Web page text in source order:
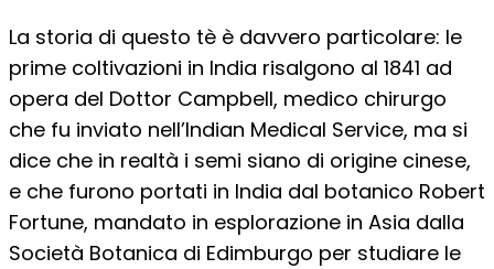
La storia di questo tè è davvero particolare: le
prime coltivazioni in India risalgono al 1841 ad
opera del Dottor Campbell, medico chirurgo
che fu inviato nell’Indian Medical Service, ma si
dice che in realtà i semi siano di origine cinese,
e che furono portati in India dal botanico Robert
Fortune, mandato in esplorazione in Asia dalla
Società Botanica di Edimburgo per studiare le